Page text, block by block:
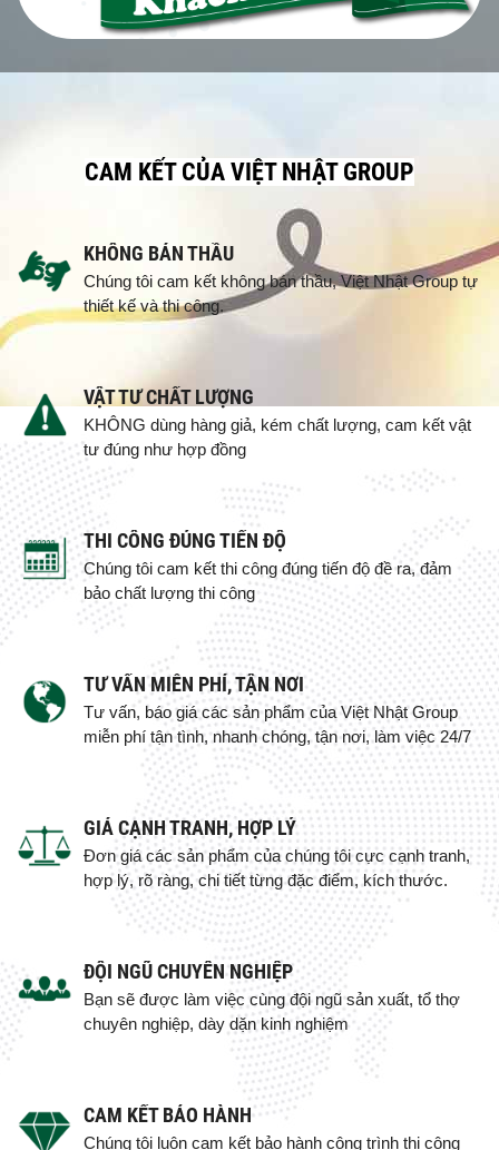
CAM KẾT CỦA VIỆT NHẬT GROUP
KHÔNG BÁN THẦU
Chúng tôi cam kết không bán thầu, Việt Nhật Group tự
thiết kế và thi công.
VẬT TƯ CHẤT LƯỢNG
KHÔNG dùng hàng giả, kém chất lượng, cam kết vật
tư đúng như hợp đồng
THI CÔNG ĐÚNG TIẾN ĐỘ
Chúng tôi cam kết thi công đúng tiến độ đề ra, đảm
bảo chất lượng thi công
TƯ VẤN MIỄN PHÍ, TẬN NƠI
Tư vấn, báo giá các sản phẩm của Việt Nhật Group
miễn phí tận tình, nhanh chóng, tận nơi, làm việc 24/7
GIÁ CẠNH TRANH, HỢP LÝ
Đơn giá các sản phẩm của chúng tôi cực cạnh tranh,
hợp lý, rõ ràng, chi tiết từng đặc điểm, kích thước.
ĐỘI NGŨ CHUYÊN NGHIỆP
Bạn sẽ được làm việc cùng đội ngũ sản xuất, tổ thợ
chuyên nghiệp, dày dặn kinh nghiệm
CAM KẾT BẢO HÀNH
Chúng tôi luôn cam kết bảo hành công trình thi công